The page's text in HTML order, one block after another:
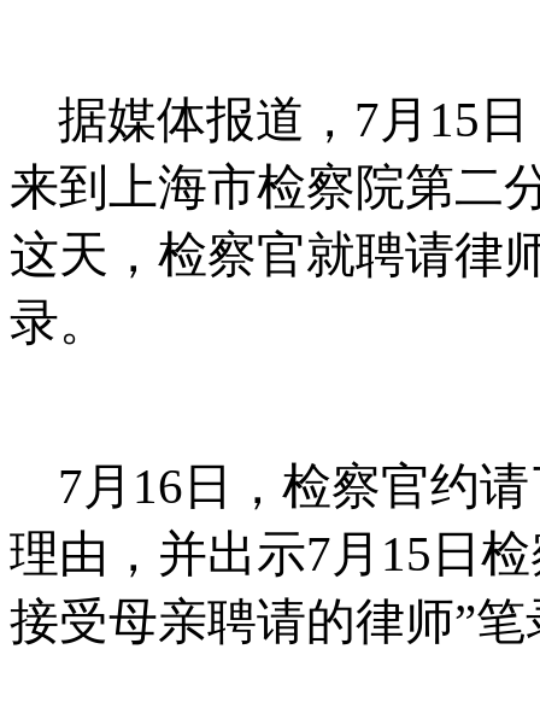
据媒体报道， 7月 15
来到上海市检察院第二
这天，检察官就聘请律
录。
7月 16 日，检察官约
理由，并出示7月 15 日
接受母亲聘请的律师”笔